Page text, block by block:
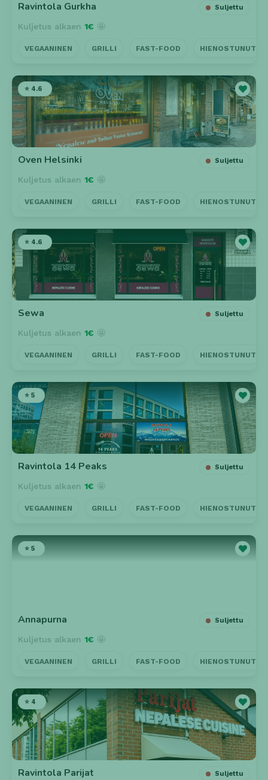
Ravintola Gurkha Suljettu
Kuljetus alkaen 1€ 🤩
VEGAANINEN GRILLI FAST-FOOD HIENOSTUNUT
⭐ 4.6
Oven Helsinki Suljettu
Kuljetus alkaen 1€ 🤩
VEGAANINEN GRILLI FAST-FOOD HIENOSTUNUT
⭐ 4.6
Sewa Suljettu
Kuljetus alkaen 1€ 🤩
VEGAANINEN GRILLI FAST-FOOD HIENOSTUNUT
⭐ 5
Ravintola 14 Peaks Suljettu
Kuljetus alkaen 1€ 🤩
VEGAANINEN GRILLI FAST-FOOD HIENOSTUNUT
⭐ 5
Annapurna Suljettu
Kuljetus alkaen 1€ 🤩
VEGAANINEN GRILLI FAST-FOOD HIENOSTUNUT
⭐ 4
Ravintola Parijat Suljettu